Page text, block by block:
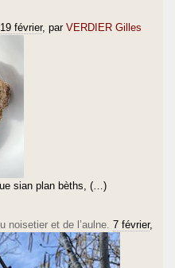
19 février, par VERDIER Gilles
sian plan bèths, (…)
noisetier et de l’aulne. 7 février,